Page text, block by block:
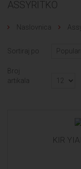
ASSYRITKO
Naslovnica
Sortiraj po
Broj
artikala
KIR